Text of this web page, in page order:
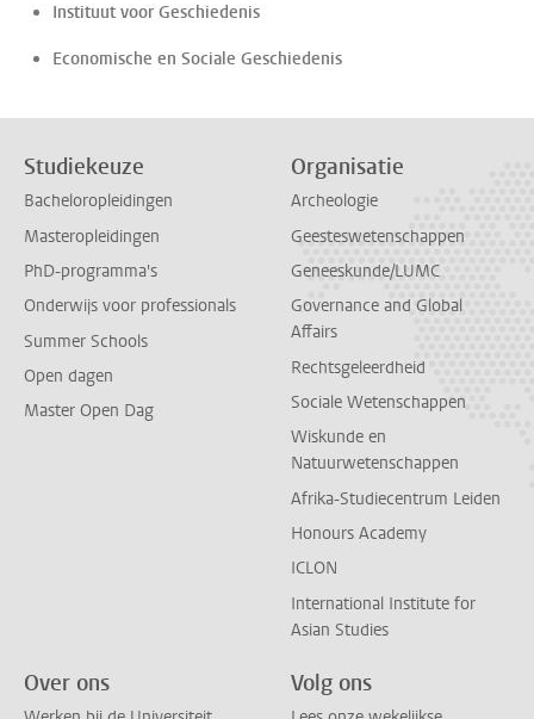
Instituut voor Geschiedenis
Economische en Sociale Geschiedenis
Studiekeuze
Bacheloropleidingen
Masteropleidingen
PhD-programma's
Onderwijs voor professionals
Summer Schools
Open dagen
Master Open Dag
Organisatie
Archeologie
Geesteswetenschappen
Geneeskunde/LUMC
Governance and Global
Affairs
Rechtsgeleerdheid
Sociale Wetenschappen
Wiskunde en
Natuurwetenschappen
Afrika-Studiecentrum Leiden
Honours Academy
ICLON
International Institute for
Asian Studies
Over ons Volg ons